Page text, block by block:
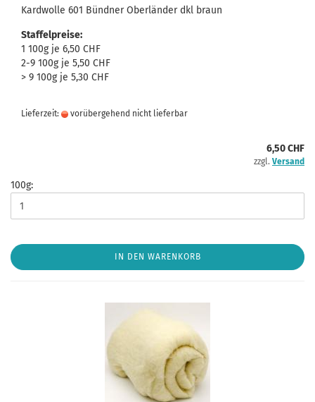
Kardwolle 601 Bündner Oberländer dkl braun
Staffelpreise:
1 100g je 6,50 CHF
2-9 100g je 5,50 CHF
> 9 100g je 5,30 CHF
Lieferzeit: vorübergehend nicht lieferbar
6,50 CHF
zzgl. Versand
100g:
IN DEN WARENKORB